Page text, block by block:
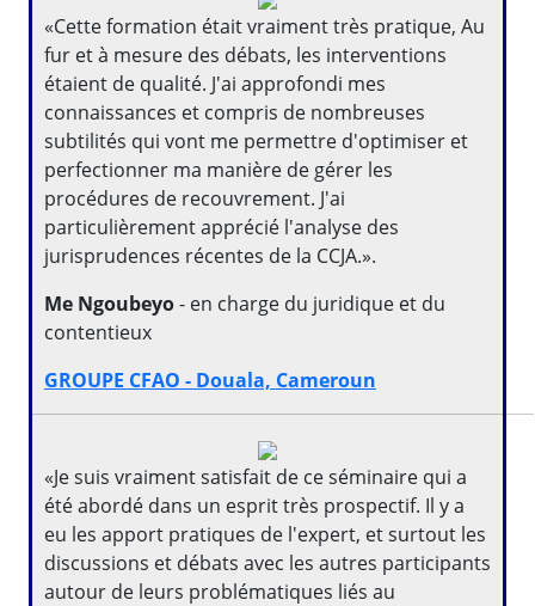
«Cette formation était vraiment très pratique, Au
fur et à mesure des débats, les interventions
étaient de qualité. J'ai approfondi mes
connaissances et compris de nombreuses
subtilités qui vont me permettre d'optimiser et
perfectionner ma manière de gérer les
procédures de recouvrement. J'ai
particulièrement apprécié l'analyse des
jurisprudences récentes de la CCJA.».
Me Ngoubeyo- en charge du juridique et du
contentieux
GROUPE CFAO - Douala, Cameroun
«Je suis vraiment satisfait de ce séminaire qui a
été abordé dans un esprit très prospectif. Il y a
eu les apport pratiques de l'expert, et surtout les
discussions et débats avec les autres participants
autour de leurs problématiques liés au